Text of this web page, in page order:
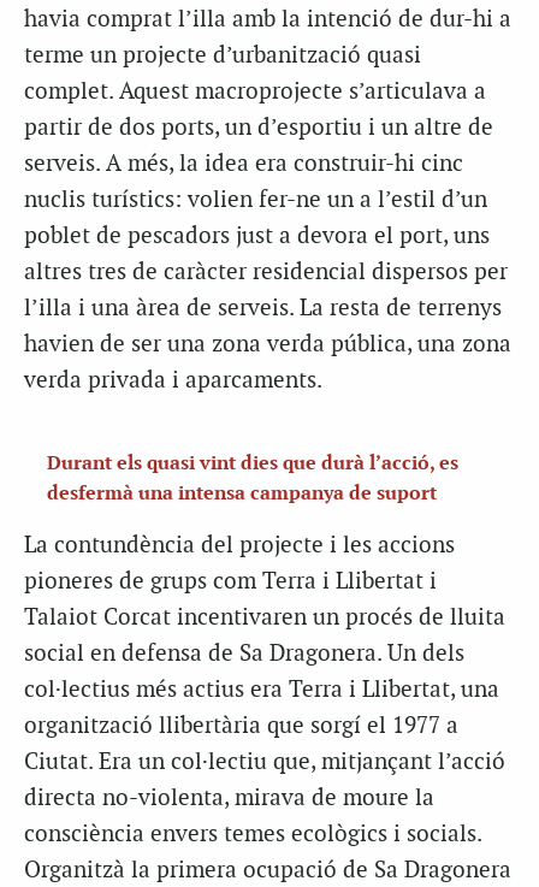
havia comprat l’illa amb la intenció de dur-hi a
terme un projecte d’urbanització quasi
complet. Aquest macroprojecte s’articulava a
partir de dos ports, un d’esportiu i un altre de
serveis. A més, la idea era construir-hi cinc
nuclis turístics: volien fer-ne un a l’estil d’un
poblet de pescadors just a devora el port, uns
altres tres de caràcter residencial dispersos per
l’illa i una àrea de serveis. La resta de terrenys
havien de ser una zona verda pública, una zona
verda privada i aparcaments.
Durant els quasi vint dies que durà l’acció, es
desfermà una intensa campanya de suport
La contundència del projecte i les accions
pioneres de grups com Terra i Llibertat i
Talaiot Corcat incentivaren un procés de lluita
social en defensa de Sa Dragonera. Un dels
col·lectius més actius era Terra i Llibertat, una
organització llibertària que sorgí el 1977 a
Ciutat. Era un col·lectiu que, mitjançant l’acció
directa no-violenta, mirava de moure la
consciència envers temes ecològics i socials.
Organitzà la primera ocupació de Sa Dragonera